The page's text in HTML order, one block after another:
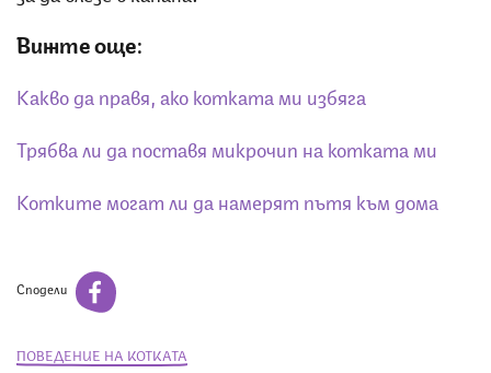
Вижте още:
Какво да правя, ако котката ми избяга
Трябва ли да поставя микрочип на котката ми
Котките могат ли да намерят пътя към дома
Сподели
ПОВЕДЕНИЕ НА КОТКАТА